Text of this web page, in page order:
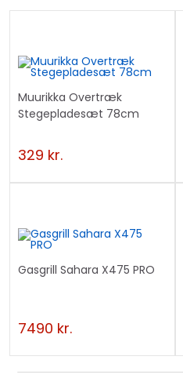
Muurikka Overtræk
Stegepladesæt 78cm
329 kr.
Gasgrill Sahara X475 PRO
7490 kr.